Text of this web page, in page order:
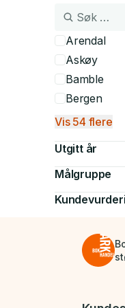
Arendal
Askøy
Bamble
Bergen
Vis 54 flere
Utgitt år
Målgruppe